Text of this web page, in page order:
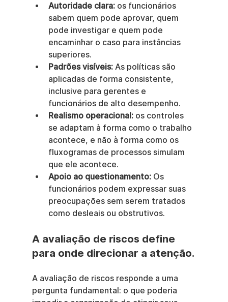
Autoridade clara: os funcionários
sabem quem pode aprovar, quem
pode investigar e quem pode
encaminhar o caso para instâncias
superiores.
Padrões visíveis: As políticas são
aplicadas de forma consistente,
inclusive para gerentes e
funcionários de alto desempenho.
Realismo operacional: os controles
se adaptam à forma como o trabalho
acontece, e não à forma como os
fluxogramas de processos simulam
que ele acontece.
Apoio ao questionamento: Os
funcionários podem expressar suas
preocupações sem serem tratados
como desleais ou obstrutivos.
A avaliação de riscos define
para onde direcionar a atenção.
A avaliação de riscos responde a uma
pergunta fundamental: o que poderia